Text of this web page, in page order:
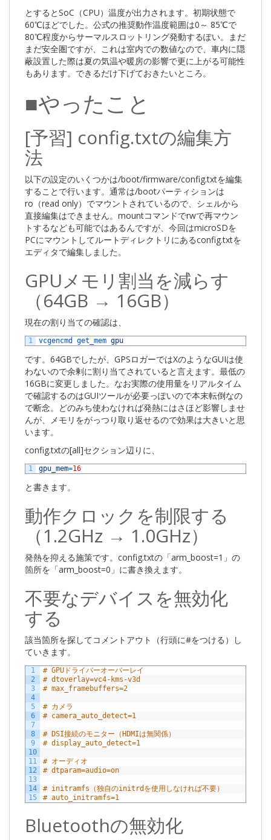
とするとSoC（CPU）温度が出力されます。初期状態で
60℃ほどでした。公式の推奨動作温度範囲は0～ 85℃で
80℃程度からサーマルスロットリング発動するぽい。まだ
まだ安全圏ですが、これは室内での数値なので、車内に隠
蔽設置した際は夏の気温や暖房の影響で更に上がる可能性
もあります。できるだけ下げておきたいところ。
■やったこと
[予習] config.txtの編集方
法
以下の設定のいくつかは/boot/firmware/config.txtを編集
することで行います。通常は/bootパーティションは
ro（read only）でマウントされているので、シェルから
直接編集はできません。mountコマンドでrwで再マウン
トするなども可能ではあるんですが、今回はmicroSDを
PCにマウントしてルートディレクトリにあるconfig.txtを
エディタで編集しました。
GPUメモリ割当を減らす
（64GB → 16GB）
現在の割り当ての確認は、
1 vcgencmd get_mem gpu
です。64GBでしたが、GPSロガーではXのようなGUIは使
わないので余剰に割り当てされていると言えます。最低の
16GBに変更しました。なお実際の使用量をリアルタイム
で確認するのはGUIツールが必要っぽいので本末転倒なの
で断念。どのみち使わなければ発熱にはさほど影響しませ
んが、メモリをがっつり取り返せるので効果は大きいと思
います。
config.txtの[all]セクション辺りに、
1 gpu_mem=16
と書きます。
動作クロックを制限する
（1.2GHz → 1.0GHz）
発熱を抑える施策です。config.txtの「arm_boost=1」の
箇所を「arm_boost=0」に書き換えます。
不要なデバイスを無効化
する
該当箇所を探してコメントアウト（行頭に#をつける）し
ていきます。
1
2
3
4
5
6
7
8
9
10
11
12
13
14
15
# GPUドライバーオーバーレイ
# dtoverlay=vc4-kms-v3d
# max_framebuffers=2
# カメラ
# camera_auto_detect=1
# DSI接続のモニター（HDMIは無関係）
# display_auto_detect=1
# オーディオ
# dtparam=audio=on
# initramfs（独自のinitrdを使用しなければ不要）
# auto_initramfs=1
Bluetoothの無効化